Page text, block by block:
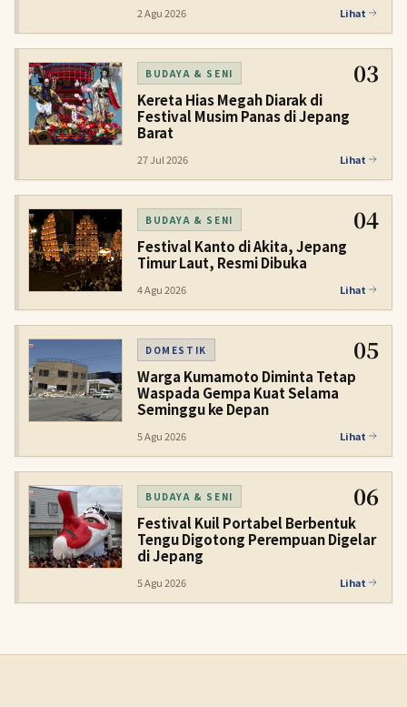
2 Agu 2026 Lihat
BUDAYA & SENI 03
Kereta Hias Megah Diarak di
Festival Musim Panas di Jepang
Barat
27 Jul 2026 Lihat
BUDAYA & SENI 04
Festival Kanto di Akita, Jepang
Timur Laut, Resmi Dibuka
4 Agu 2026 Lihat
DOMESTIK 05
Warga Kumamoto Diminta Tetap
Waspada Gempa Kuat Selama
Seminggu ke Depan
5 Agu 2026 Lihat
BUDAYA & SENI 06
Festival Kuil Portabel Berbentuk
Tengu Digotong Perempuan Digelar
di Jepang
5 Agu 2026 Lihat